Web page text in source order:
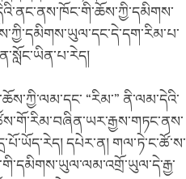
“རིམ་” ནི་ལམ་དེའི་
དཔེར་ན། གལ་ཏེ་ང་ཚོ་ས་